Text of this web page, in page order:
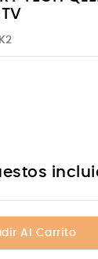
Al Carrito